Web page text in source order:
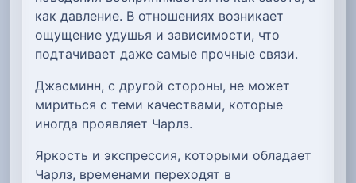
как давление. В отношениях возникает
ощущение удушья и зависимости, что
подтачивает даже самые прочные связи.
Джасминн, с другой стороны, не может
мириться с теми качествами, которые
иногда проявляет Чарлз.
Яркость и экспрессия, которыми обладает
Чарлз, временами переходят в